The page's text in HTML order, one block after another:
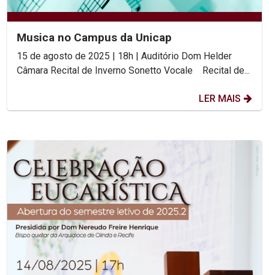
Musica no Campus da Unicap
15 de agosto de 2025 | 18h | Auditório Dom Helder
Câmara Recital de Inverno Sonetto Vocale Recital de...
LER MAIS